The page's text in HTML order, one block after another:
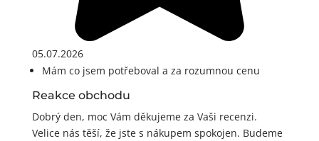
05.07.2026
Mám co jsem potřeboval a za rozumnou cenu
Reakce obchodu
Dobrý den, moc Vám děkujeme za Vaši recenzi.
Velice nás těší, že jste s nákupem spokojen. Budeme